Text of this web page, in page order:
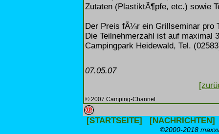
Zutaten (PlastiktÃ¶pfe, etc.) sowie
Der Preis fÃ¼r ein Grillseminar pro
Die Teilnehmerzahl ist auf maximal
Campingpark Heidewald, Tel.
07.05.07
© 2007 Camping-Channel
[STARTSEITE] [NACHRICHTEN]
©2000-2018